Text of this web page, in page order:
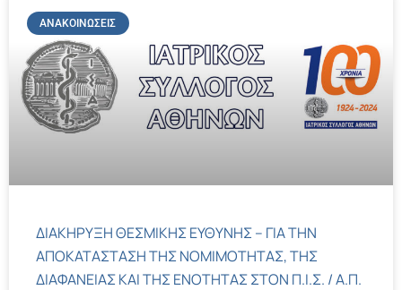
ΑΝΑΚΟΙΝΏΣΕΙΣ
ΔΙΑΚΗΡΥΞΗ ΘΕΣΜΙΚΗΣ ΕΥΘΥΝΗΣ – ΓΙΑ ΤΗΝ
ΑΠΟΚΑΤΑΣΤΑΣΗ ΤΗΣ ΝΟΜΙΜΟΤΗΤΑΣ, ΤΗΣ
ΔΙΑΦΑΝΕΙΑΣ ΚΑΙ ΤΗΣ ΕΝΟΤΗΤΑΣ ΣΤΟΝ Π.Ι.Σ. / Α.Π.